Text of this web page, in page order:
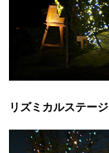
リズミカルステージ